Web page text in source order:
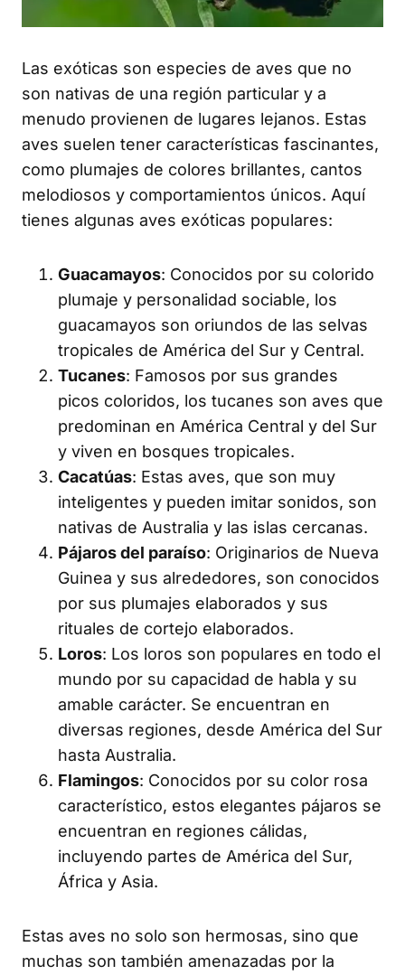
Las exóticas son especies de aves que no
son nativas de una región particular y a
menudo provienen de lugares lejanos. Estas
aves suelen tener características fascinantes,
como plumajes de colores brillantes, cantos
melodiosos y comportamientos únicos. Aquí
tienes algunas aves exóticas populares:
Guacamayos: Conocidos por su colorido
plumaje y personalidad sociable, los
guacamayos son oriundos de las selvas
tropicales de América del Sur y Central.
Tucanes: Famosos por sus grandes
picos coloridos, los tucanes son aves que
predominan en América Central y del Sur
y viven en bosques tropicales.
Cacatúas: Estas aves, que son muy
inteligentes y pueden imitar sonidos, son
nativas de Australia y las islas cercanas.
Pájaros del paraíso: Originarios de Nueva
Guinea y sus alrededores, son conocidos
por sus plumajes elaborados y sus
rituales de cortejo elaborados.
Loros: Los loros son populares en todo el
mundo por su capacidad de habla y su
amable carácter. Se encuentran en
diversas regiones, desde América del Sur
hasta Australia.
Flamingos: Conocidos por su color rosa
característico, estos elegantes pájaros se
encuentran en regiones cálidas,
incluyendo partes de América del Sur,
África y Asia.
Estas aves no solo son hermosas, sino que
muchas son también amenazadas por la